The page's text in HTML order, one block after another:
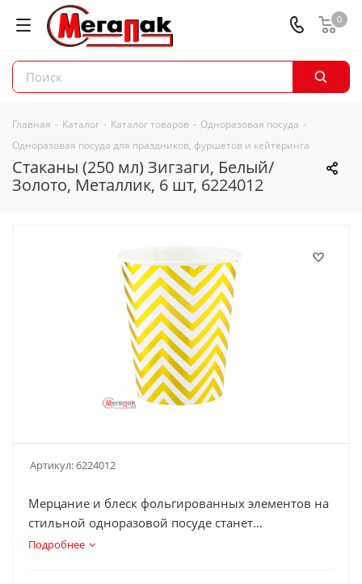
0
Главная - Каталог - Каталог товаров - Одноразовая посуда -
Одноразовая посуда для праздников, фуршетов и кейтеринга
Стаканы (250 мл) Зигзаги, Белый/
Золото, Металлик, 6 шт, 6224012
Артикул:6224012
Мерцание и блеск фольгированных элементов на
стильной одноразовой посуде станет
дополнительным украшением торжества, а также
Подробнее